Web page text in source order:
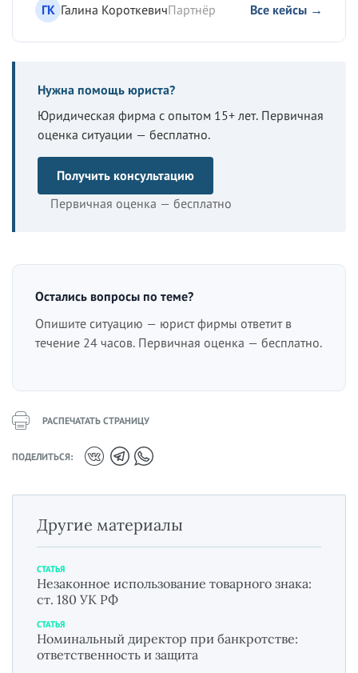
ГК Галина КороткевичПартнёр Все кейсы →
Нужна помощь юриста?
Юридическая фирма с опытом 15+ лет. Первичная
оценка ситуации — бесплатно.
Получить консультацию
Первичная оценка — бесплатно
Остались вопросы по теме?
Опишите ситуацию — юрист фирмы ответит в
течение 24 часов. Первичная оценка — бесплатно.
РАСПЕЧАТАТЬ СТРАНИЦУ
ПОДЕЛИТЬСЯ:
Другие материалы
СТАТЬЯ
Незаконное использование товарного знака:
ст. 180 УК РФ
СТАТЬЯ
Номинальный директор при банкротстве:
ответственность и защита